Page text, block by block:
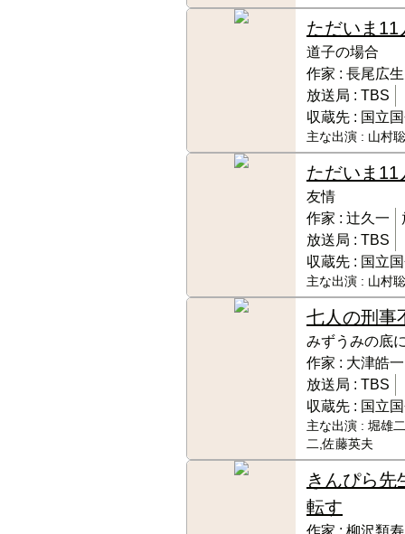
ただいま11
道子の場合
作家 : 長尾広生
放送局 : TBS
収蔵先 : 国立
主な出演 : 山村
ただいま11
友情
作家 : 辻久一
放送局 : TBS
収蔵先 : 国立
主な出演 : 山村
七人の刑事
みずうみの底
作家 : 大津皓一
放送局 : TBS
収蔵先 : 国立
主な出演 : 堀雄
二,佐藤英夫
きんぴら先
転す
作家 : 柳沢類